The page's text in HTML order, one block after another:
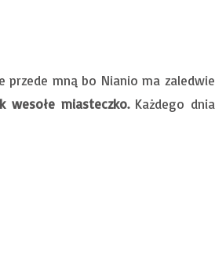
przede mną bo Nianio ma zaledwie
wesołe miasteczko.Każdego dnia